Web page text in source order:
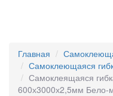
Главная
Самоклеющаяся
Самоклеящаяся
600х3000х2,5мм Бело-